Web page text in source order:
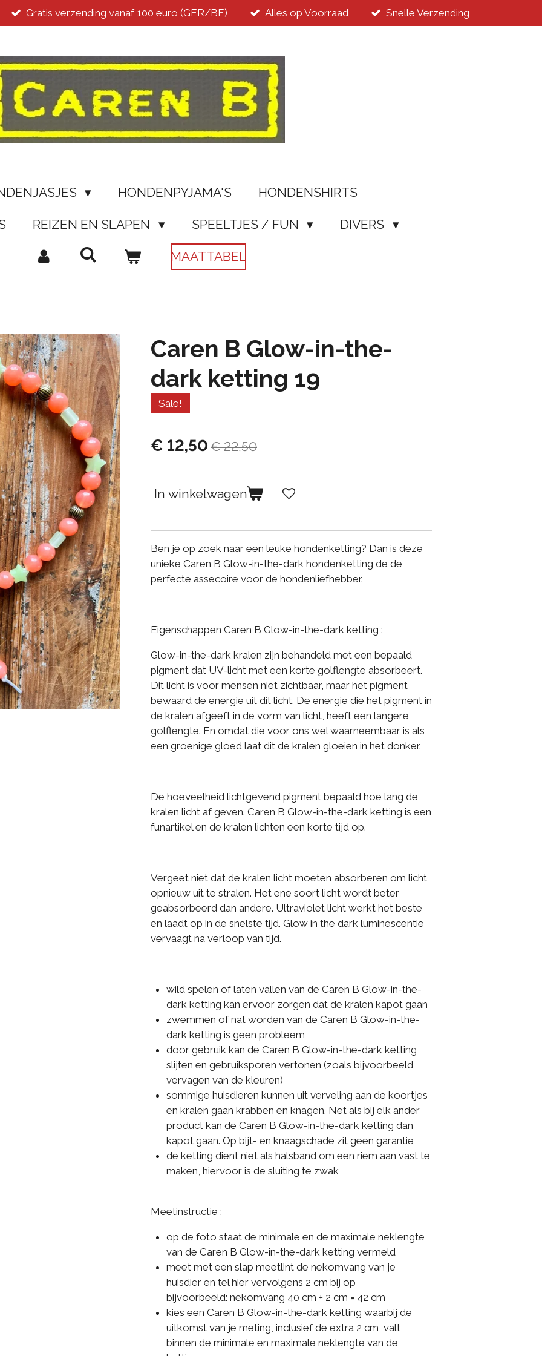
Gratis verzending vanaf 100 euro (GER/BE) Alles op Voorraad Snelle Verzending
HONDENPYJAMA'S HONDENSHIRTS
REIZEN EN SLAPEN SPEELTJES / FUN DIVERS
MAATTABEL
Caren B Glow-in-the-
dark ketting 19
Sale!
€ 12,50 € 22,50
In winkelwagen
Ben je op zoek naar een leuke hondenketting? Dan is deze
unieke Caren B Glow-in-the-dark hondenketting de de
perfecte assecoire voor de hondenliefhebber.
Eigenschappen Caren B Glow-in-the-dark ketting :
Glow-in-the-dark kralen zijn behandeld met een bepaald
pigment dat UV-licht met een korte golflengte absorbeert.
Dit licht is voor mensen niet zichtbaar, maar het pigment
bewaard de energie uit dit licht. De energie die het pigment in
de kralen afgeeft in de vorm van licht, heeft een langere
golflengte. En omdat die voor ons wel waarneembaar is als
een groenige gloed laat dit de kralen gloeien in het donker.
De hoeveelheid lichtgevend pigment bepaald hoe lang de
kralen licht af geven. Caren B Glow-in-the-dark ketting is een
funartikel en de kralen lichten een korte tijd op.
Vergeet niet dat de kralen licht moeten absorberen om licht
opnieuw uit te stralen. Het ene soort licht wordt beter
geabsorbeerd dan andere. Ultraviolet licht werkt het beste
en laadt op in de snelste tijd. Glow in the dark luminescentie
vervaagt na verloop van tijd.
wild spelen of laten vallen van de Caren B Glow-in-the-
dark ketting kan ervoor zorgen dat de kralen kapot gaan
zwemmen of nat worden van de Caren B Glow-in-the-
dark ketting is geen probleem
door gebruik kan de Caren B Glow-in-the-dark ketting
slijten en gebruiksporen vertonen (zoals bijvoorbeeld
vervagen van de kleuren)
sommige huisdieren kunnen uit verveling aan de koortjes
en kralen gaan krabben en knagen. Net als bij elk ander
product kan de Caren B Glow-in-the-dark ketting dan
kapot gaan. Op bijt- en knaagschade zit geen garantie
de ketting dient niet als halsband om een riem aan vast te
maken, hiervoor is de sluiting te zwak
Meetinstructie :
op de foto staat de minimale en de maximale neklengte
van de Caren B Glow-in-the-dark ketting vermeld
meet met een slap meetlint de nekomvang van je
huisdier en tel hier vervolgens 2 cm bij op
bijvoorbeeld: nekomvang 40 cm + 2 cm = 42 cm
kies een Caren B Glow-in-the-dark ketting waarbij de
uitkomst van je meting, inclusief de extra 2 cm, valt
binnen de minimale en maximale neklengte van de